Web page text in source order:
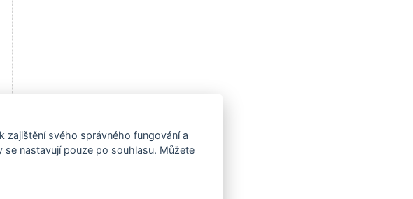
zajištění svého správného fungování a
nastavují pouze po souhlasu. Můžete